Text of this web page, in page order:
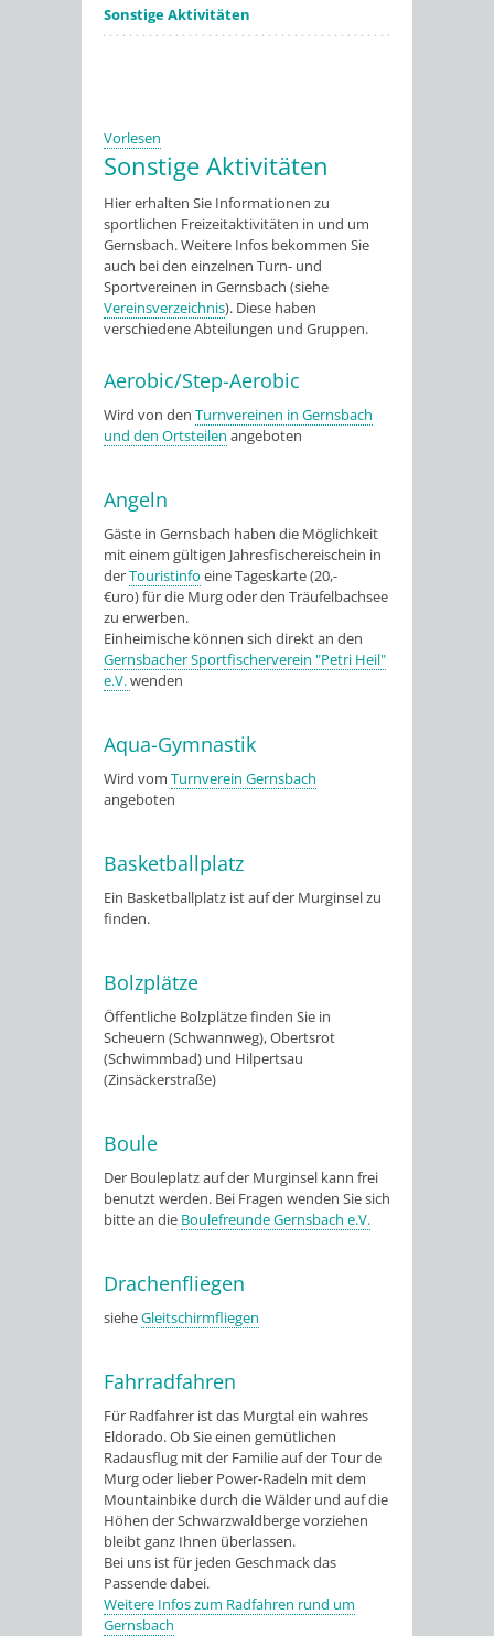
Sonstige Aktivitäten
Vorlesen
Sonstige Aktivitäten
Hier erhalten Sie Informationen zu
sportlichen Freizeitaktivitäten in und um
Gernsbach. Weitere Infos bekommen Sie
auch bei den einzelnen Turn- und
Sportvereinen in Gernsbach (siehe
Vereinsverzeichnis). Diese haben
verschiedene Abteilungen und Gruppen.
Aerobic/Step-Aerobic
Wird von den Turnvereinen in Gernsbach
und den Ortsteilen angeboten
Angeln
Gäste in Gernsbach haben die Möglichkeit
mit einem gültigen Jahresfischereischein in
derTouristinfo eine Tageskarte (20,-
€uro) für die Murg oder den Träufelbachsee
zu erwerben.
Einheimische können sich direkt an den
Gernsbacher Sportfischerverein "Petri Heil"
e.V.wenden
Aqua-Gymnastik
Wird vom Turnverein Gernsbach
angeboten
Basketballplatz
Ein Basketballplatz ist auf der Murginsel zu
finden.
Bolzplätze
Öffentliche Bolzplätze finden Sie in
Scheuern (Schwannweg), Obertsrot
(Schwimmbad) und Hilpertsau
(Zinsäckerstraße)
Boule
Der Bouleplatz auf der Murginsel kann frei
benutzt werden. Bei Fragen wenden Sie sich
bitte an die Boulefreunde Gernsbach e.V.
Drachenfliegen
sieheGleitschirmfliegen
Fahrradfahren
Für Radfahrer ist das Murgtal ein wahres
Eldorado. Ob Sie einen gemütlichen
Radausflug mit der Familie auf der Tour de
Murg oder lieber Power-Radeln mit dem
Mountainbike durch die Wälder und auf die
Höhen der Schwarzwaldberge vorziehen
bleibt ganz Ihnen überlassen.
Bei uns ist für jeden Geschmack das
Passende dabei.
Weitere Infos zum Radfahren rund um
Gernsbach